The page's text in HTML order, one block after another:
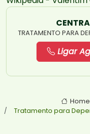
TRATAMENTO PARA
Ligar
Home
Tratamento para